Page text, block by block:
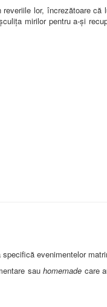
lor, încrezătoare că
mirilor pentru a-și
evenimentelor
sauhomemade care